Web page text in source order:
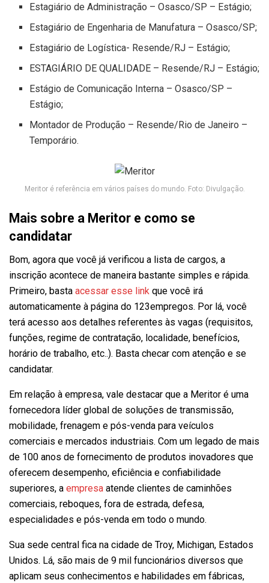
Estagiário de Administração – Osasco/SP – Estágio;
Estagiário de Engenharia de Manufatura – Osasco/SP;
Estagiário de Logística- Resende/RJ – Estágio;
ESTAGIÁRIO DE QUALIDADE – Resende/RJ – Estágio;
Estágio de Comunicação Interna – Osasco/SP –
Estágio;
Montador de Produção – Resende/Rio de Janeiro –
Temporário.
Meritor é referência em vários países do mundo. Foto: Divulgação.
Mais sobre a Meritor e como se
candidatar
Bom, agora que você já verificou a lista de cargos, a
inscrição acontece de maneira bastante simples e rápida.
Primeiro, basta acessar esse link que você irá
automaticamente à página do 123empregos. Por lá, você
terá acesso aos detalhes referentes às vagas (requisitos,
funções, regime de contratação, localidade, benefícios,
horário de trabalho, etc..). Basta checar com atenção e se
candidatar.
Em relação à empresa, vale destacar que a Meritor é uma
fornecedora líder global de soluções de transmissão,
mobilidade, frenagem e pós-venda para veículos
comerciais e mercados industriais. Com um legado de mais
de 100 anos de fornecimento de produtos inovadores que
oferecem desempenho, eficiência e confiabilidade
superiores, a empresa atende clientes de caminhões
comerciais, reboques, fora de estrada, defesa,
especialidades e pós-venda em todo o mundo.
Sua sede central fica na cidade de Troy, Michigan, Estados
Unidos. Lá, são mais de 9 mil funcionários diversos que
aplicam seus conhecimentos e habilidades em fábricas,